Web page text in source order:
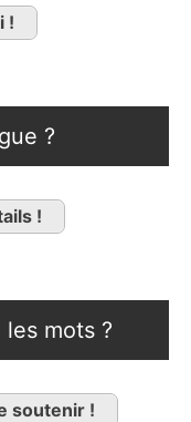
!
?
!
les mots ?
soutenir !